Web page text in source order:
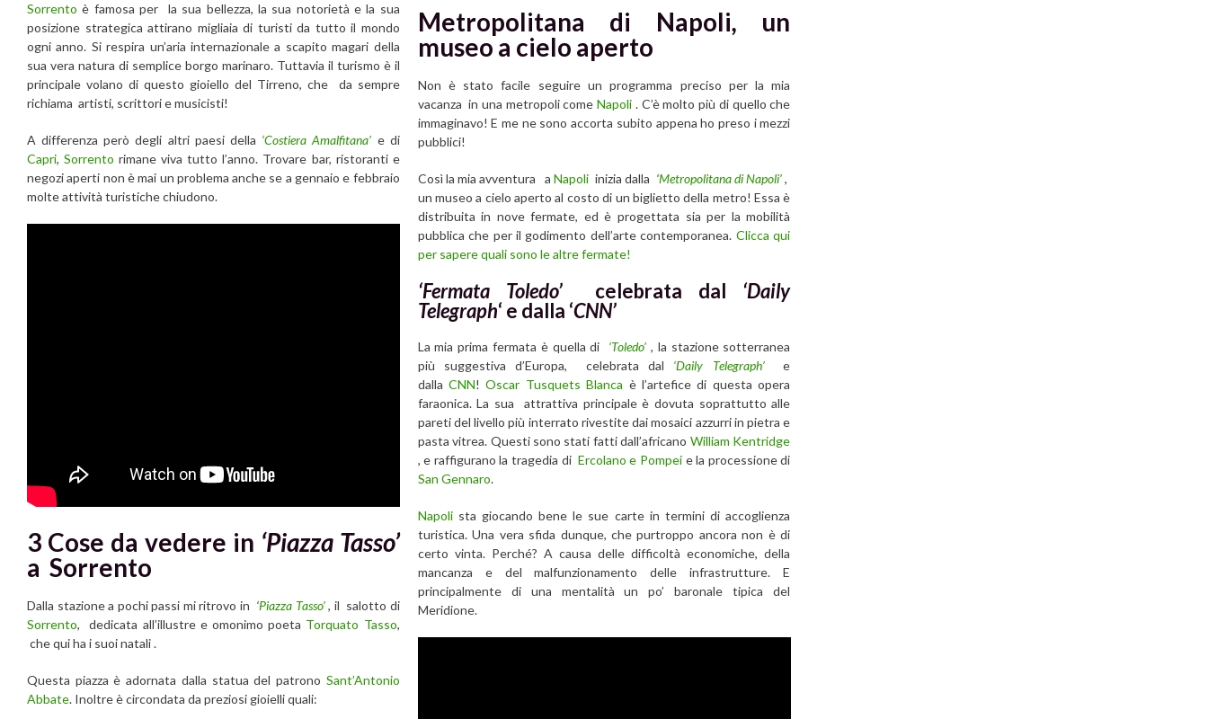
Sorrentoè famosa per la sua bellezza, la sua notorietà e la sua
posizione strategica attirano migliaia di turisti da tutto il mondo
ogni anno. Si respira un’aria internazionale a scapito magari della
sua vera natura di semplice borgo marinaro. Tuttavia il turismo è il
principale volano di questo gioiello del Tirreno, che da sempre
richiama artisti, scrittori e musicisti!
A differenza però degli altri paesi della ‘Costiera Amalfitana’ e di
Capri,Sorrento rimane viva tutto l’anno. Trovare bar, ristoranti e
negozi aperti non è mai un problema anche se a gennaio e febbraio
molte attività turistiche chiudono.
3 Cose da vedere in ‘Piazza Tasso’
a Sorrento
Dalla stazione a pochi passi mi ritrovo in ‘Piazza Tasso’, il salotto di
Sorrento, dedicata all’illustre e omonimo poeta Torquato Tasso,
che qui ha i suoi natali .
Questa piazza è adornata dalla statua del patrono Sant’Antonio
Abbate. Inoltre è circondata da preziosi gioielli quali:
Metropolitana di Napoli, un
museo a cielo aperto
Non è stato facile seguire un programma preciso per la mia
vacanza in una metropoli comeNapoli . C’è molto più di quello che
immaginavo! E me ne sono accorta subito appena ho preso i mezzi
pubblici!
Così la mia avventura aNapoli inizia dalla ‘Metropolitana di Napoli’,
un museo a cielo aperto al costo di un biglietto della metro! Essa è
distribuita in nove fermate, ed è progettata sia per la mobilità
pubblica che per il godimento dell’arte contemporanea. Clicca qui
per sapere quali sono le altre fermate!
‘Fermata Toledo’ celebrata dal ‘Daily
Telegraph‘ e dalla ‘CNN’
La mia prima fermata è quella di ‘Toledo’ , la stazione sotterranea
più suggestiva d’Europa, celebrata dal
‘Daily Telegraph’
e
dallaCNN!Oscar Tusquets Blanca è l’artefice di questa opera
faraonica. La sua attrattiva principale è dovuta soprattutto alle
pareti del livello più interrato rivestite dai mosaici azzurri in pietra e
pasta vitrea. Questi sono stati fatti dall’africano William Kentridge
, e raffigurano la tragedia di Ercolano e Pompeie la processione di
San Gennaro.
Napolista giocando bene le sue carte in termini di accoglienza
turistica. Una vera sfida dunque, che purtroppo ancora non è di
certo vinta. Perché? A causa delle difficoltà economiche, della
mancanza e del malfunzionamento delle infrastrutture. E
principalmente di una mentalità un po’ baronale tipica del
Meridione.